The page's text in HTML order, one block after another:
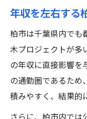
柏市で鉄筋工
鉄筋工が
与事情
独立で変
柏市で独
地域別給
経験が独
年収を左右する
柏市は千葉県内でも
木プロジェクトが多
の年収に直接影響を
の通勤圏であるため
積みやすく、結果的